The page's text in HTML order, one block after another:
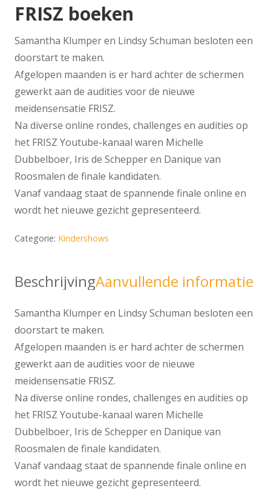
FRISZ boeken
Samantha Klumper en Lindsy Schuman besloten een
doorstart te maken.
Afgelopen maanden is er hard achter de schermen
gewerkt aan de audities voor de nieuwe
meidensensatie FRISZ.
Na diverse online rondes, challenges en audities op
het FRISZ Youtube-kanaal waren Michelle
Dubbelboer, Iris de Schepper en Danique van
Roosmalen de finale kandidaten.
Vanaf vandaag staat de spannende finale online en
wordt het nieuwe gezicht gepresenteerd.
Categorie: Kindershows
BeschrijvingAanvullende informatie
Samantha Klumper en Lindsy Schuman besloten een
doorstart te maken.
Afgelopen maanden is er hard achter de schermen
gewerkt aan de audities voor de nieuwe
meidensensatie FRISZ.
Na diverse online rondes, challenges en audities op
het FRISZ Youtube-kanaal waren Michelle
Dubbelboer, Iris de Schepper en Danique van
Roosmalen de finale kandidaten.
Vanaf vandaag staat de spannende finale online en
wordt het nieuwe gezicht gepresenteerd.